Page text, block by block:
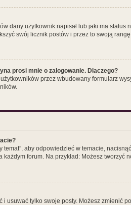
dany użytkownik napisał lub jaki ma
swój licznik postów i przez to swoją
prosi mnie o zalogowanie. Dlaczego?
przez wbudowany formularz
aby odpowiedzieć w temacie,
forum. Na przykład: Możesz tworzyć
usuwać tylko swoje posty. Możesz zmienić